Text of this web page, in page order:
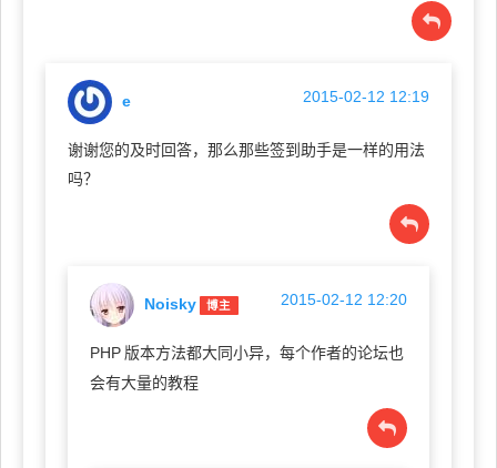
e 2015-02-12 12:19
谢谢您的及时回答，那么那些签到助手是一样的用法
吗？
Noisky 博主 2015-02-12 12:20
PHP 版本方法都大同小异，每个作者的论坛也
会有大量的教程